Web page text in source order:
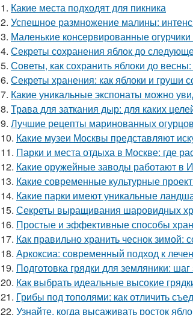
1. Какие места подходят для пикника
2. Успешное размножение малины:
3. Маленькие консервированные
4. Секреты сохранения яблок до
5. Советы, как сохранить яблоки до
6. Секреты хранения: как яблоки и груши
7. Какие уникальные экспонаты можно
8. Трава для заткания дыр: для каких
9. Лучшие рецепты маринованных
10. Какие музеи Москвы представляют
11. Парки и места отдыха в Москве: где
12. Какие оружейные заводы работают в
13. Какие современные культурные
14. Какие парки имеют уникальные
15. Секреты выращивания шаровидных
16. Простые и эффективные способы
17. Как правильно хранить чеснок зимой:
18. Аркоксиа: современный подход к
19. Подготовка грядки для земляники:
20. Как выбрать идеальные высокие
21. Грибы под тополями: как отличить
22. Узнайте, когда высаживать росток